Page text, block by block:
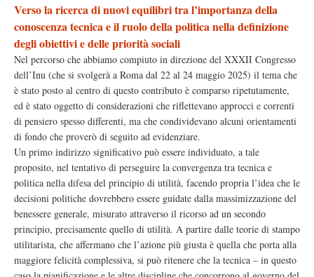
Verso la ricerca di nuovi equilibri tra l’importanza della
conoscenza tecnica e il ruolo della politica nella definizione
degli obiettivi e delle priorità sociali
Nel percorso che abbiamo compiuto in direzione del XXXII Congresso
dell’Inu (che si svolgerà a Roma dal 22 al 24 maggio 2025) il tema che
è stato posto al centro di questo contributo è comparso ripetutamente,
ed è stato oggetto di considerazioni che riflettevano approcci e correnti
di pensiero spesso differenti, ma che condividevano alcuni orientamenti
di fondo che proverò di seguito ad evidenziare.
Un primo indirizzo significativo può essere individuato, a tale
proposito, nel tentativo di perseguire la convergenza tra tecnica e
politica nella difesa del principio di utilità, facendo propria l’idea che le
decisioni politiche dovrebbero essere guidate dalla massimizzazione del
benessere generale, misurato attraverso il ricorso ad un secondo
principio, precisamente quello di utilità. A partire dalle teorie di stampo
utilitarista, che affermano che l’azione più giusta è quella che porta alla
maggiore felicità complessiva, si può ritenere che la tecnica – in questo